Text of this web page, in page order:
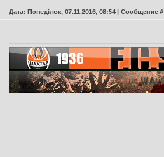
Дата: Понеділок, 07.11.2016, 08:54 | Сообщение #